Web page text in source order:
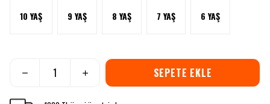
10 YAŞ 9 YAŞ 8 YAŞ 7 YAŞ 6 YAŞ
SEPETE EKLE